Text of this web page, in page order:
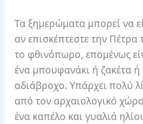
Τα ξημερώματα μπορεί να
αν επισκέπτεστε την Πέτρα
το φθινόπωρο, επομένως
ένα μπουφανάκι ή ζακέτα ή
αδιάβροχο. Υπάρχει πολύ
από τον αρχαιολογικό
ένα καπέλο και γυαλιά